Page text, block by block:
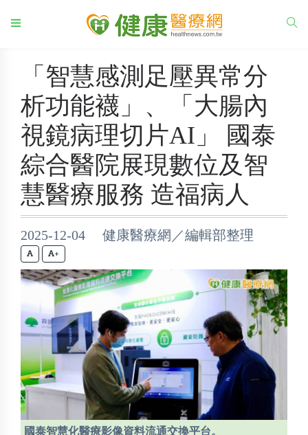
「智慧感測足壓異常分
析功能襪」、「大腸內
視鏡病理切片AI」 國泰
綜合醫院展現數位及智
慧醫療服務 造福病人
2025-12-04 健康醫療網／編輯部整理
+
國泰智慧化醫療影像資料流通交換平台。